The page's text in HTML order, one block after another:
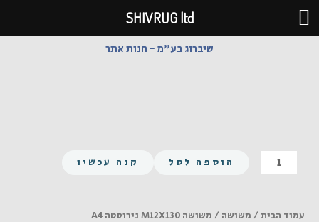
דילוג
לתוכן
שיברוג בע"מ - חנות אתר
כמות
של
M12X130
הוספה לסל קנה עכשיו
עמוד הבית/ משושה / משושה M12X130 נירוסטה A4
SHIVRUG ltd